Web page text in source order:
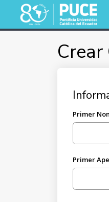
Crear
Primer
Primer